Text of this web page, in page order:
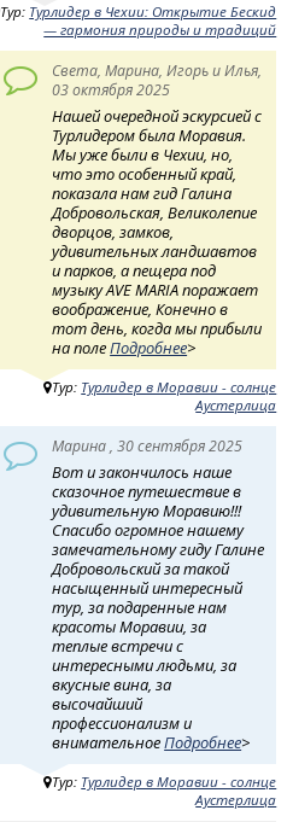
Тур: Турлидер в Чехии: Открытие Бескид
— гармония природы и традиций
Света, Марина, Игорь и Илья,
03 октября 2025
Нашей очередной эскурсией с
Турлидером была Моравия.
Мы уже были в Чехии, но,
что это особенный край,
показала нам гид Галина
Добровольская, Великолепие
дворцов, замков,
удивительных ландшавтов
и парков, а пещера под
музыку AVE MARIA поражает
воображение, Конечно в
тот день, когда мы прибыли
на полеПодробнее>
Тур: Турлидер в Моравии - солнце
Аустерлица
Марина , 30 сентября 2025
Вот и закончилось наше
сказочное путешествие в
удивительную Моравию!!!
Спасибо огромное нашему
замечательному гиду Галине
Добровольский за такой
насыщенный интересный
тур, за подаренные нам
красоты Моравии, за
теплые встречи с
интересными людьми, за
вкусные вина, за
высочайший
профессионализм и
внимательноеПодробнее>
Тур: Турлидер в Моравии - солнце
Аустерлица